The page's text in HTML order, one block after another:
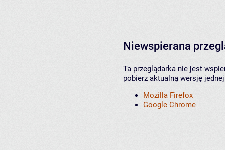
Niewspierana
Ta przeglądarka nie jest
pobierz aktualną wersję
Mozilla Firefox
Google Chrome